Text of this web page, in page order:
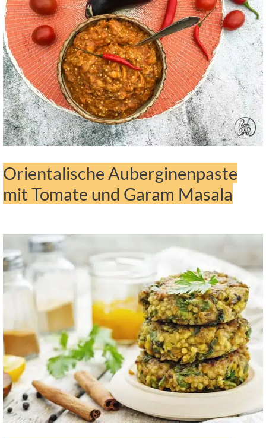
Orientalische Auberginenpaste
mit Tomate und Garam Masala